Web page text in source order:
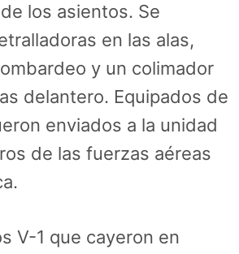
los asientos. Se
en las alas,
y un colimador
delantero. Equipados de
enviados a la unidad
de las fuerzas aéreas
V-1 que cayeron en